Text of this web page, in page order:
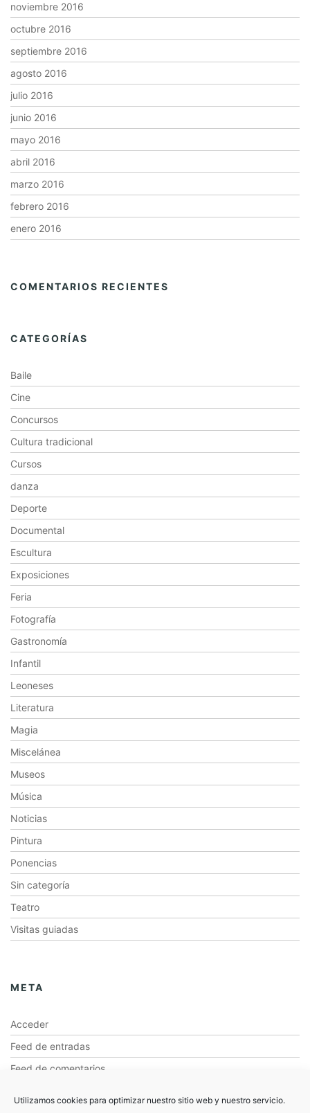
Utilizamos cookies para optimizar nuestro sitio web y nuestro servicio.
noviembre 2016
octubre 2016
septiembre 2016
agosto 2016
julio 2016
junio 2016
mayo 2016
abril 2016
marzo 2016
febrero 2016
enero 2016
COMENTARIOS RECIENTES
CATEGORÍAS
Baile
Cine
Concursos
Cultura tradicional
Cursos
danza
Deporte
Documental
Escultura
Exposiciones
Feria
Fotografía
Gastronomía
Infantil
Leoneses
Literatura
Magia
Miscelánea
Museos
Música
Noticias
Pintura
Ponencias
Sin categoría
Teatro
Visitas guiadas
META
Acceder
Feed de entradas
Feed de comentarios